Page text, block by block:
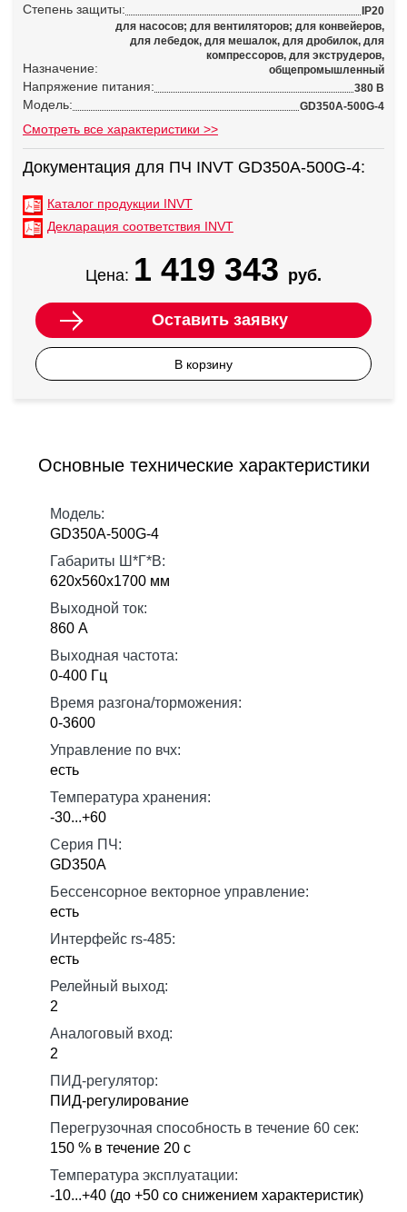
Степень защиты: IP20
Назначение:
для насосов; для вентиляторов; для конвейеров,
для лебедок, для мешалок, для дробилок, для
компрессоров, для экструдеров,
общепромышленный
Напряжение питания: 380 В
Модель: GD350A-500G-4
Смотреть все характеристики >>
Документация для ПЧ INVT GD350A-500G-4:
Каталог продукции INVT
Декларация соответствия INVT
Цена: 1 419 343 руб.
Оставить заявку
В корзину
Основные технические характеристики
Модель:
GD350A-500G-4
Габариты Ш*Г*В:
620х560х1700 мм
Выходной ток:
860 А
Выходная частота:
0-400 Гц
Время разгона/торможения:
0-3600
Управление по вчх:
есть
Температура хранения:
-30...+60
Серия ПЧ:
GD350A
Бессенсорное векторное управление:
есть
Интерфейс rs-485:
есть
Релейный выход:
2
Аналоговый вход:
2
ПИД-регулятор:
ПИД-регулирование
Перегрузочная способность в течение 60 сек:
150 % в течение 20 с
Температура эксплуатации:
-10...+40 (до +50 со снижением характеристик)